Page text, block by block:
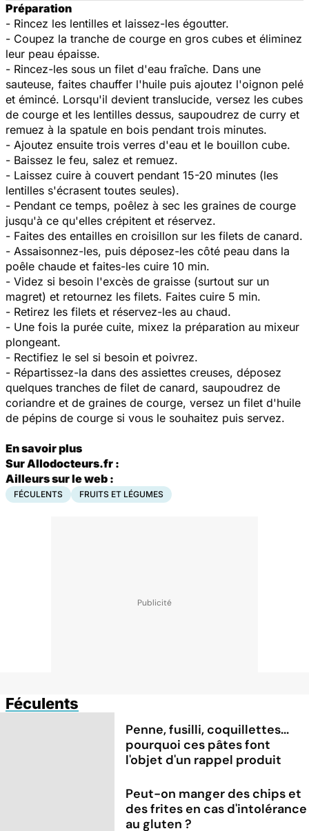
Préparation
- Rincez les lentilles et laissez-les égoutter.
- Coupez la tranche de courge en gros cubes et éliminez
leur peau épaisse.
- Rincez-les sous un filet d'eau fraîche. Dans une
sauteuse, faites chauffer l'huile puis ajoutez l'oignon pelé
et émincé. Lorsqu'il devient translucide, versez les cubes
de courge et les lentilles dessus, saupoudrez de curry et
remuez à la spatule en bois pendant trois minutes.
- Ajoutez ensuite trois verres d'eau et le bouillon cube.
- Baissez le feu, salez et remuez.
- Laissez cuire à couvert pendant 15-20 minutes (les
lentilles s'écrasent toutes seules).
- Pendant ce temps, poêlez à sec les graines de courge
jusqu'à ce qu'elles crépitent et réservez.
- Faites des entailles en croisillon sur les filets de canard.
- Assaisonnez-les, puis déposez-les côté peau dans la
poêle chaude et faites-les cuire 10 min.
- Videz si besoin l'excès de graisse (surtout sur un
magret) et retournez les filets. Faites cuire 5 min.
- Retirez les filets et réservez-les au chaud.
- Une fois la purée cuite, mixez la préparation au mixeur
plongeant.
- Rectifiez le sel si besoin et poivrez.
- Répartissez-la dans des assiettes creuses, déposez
quelques tranches de filet de canard, saupoudrez de
coriandre et de graines de courge, versez un filet d'huile
de pépins de courge si vous le souhaitez puis servez.
En savoir plus
Sur Allodocteurs.fr :
Ailleurs sur le web :
FÉCULENTS FRUITS ET LÉGUMES
Féculents
Penne, fusilli, coquillettes...
pourquoi ces pâtes font
l'objet d'un rappel produit
Peut-on manger des chips et
des frites en cas d'intolérance
au gluten ?